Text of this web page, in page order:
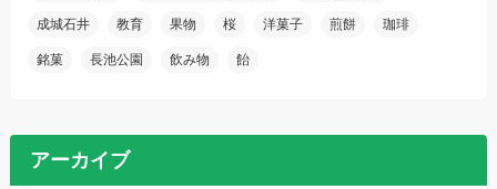
成城石井 教育 果物 桜 洋菓子 煎餅 珈琲
銘菓 長池公園 飲み物 飴
アーカイブ